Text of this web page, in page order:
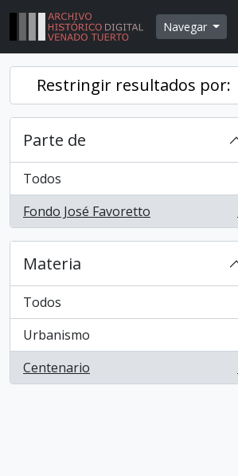
Skip to main content
Navegar
Restringir resultados por:
Parte de
Todos
Fondo José Favoretto
, 1 resultados
Materia
Todos
Urbanismo
, 1 resultados
Centenario
, 1 resultados